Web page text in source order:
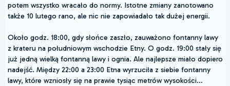
potem wszystko wracało do normy. Istotne zmiany zanotowano
także 10 lutego rano, ale nic nie zapowiadało tak dużej energii.
Około godz. 18:00, gdy słońce zaszło, zauważono fontanny lawy
z krateru na południowym wschodzie Etny. O godz. 19:00 stały się
już jedną wielką fontanną lawy i ognia. Ale najlepsze miało dopiero
nadejść. Między 22:00 a 23:00 Etna wyrzuciła z siebie fontanny
lawy, które wzniosły się na prawie tysiąc metrów wysokości…